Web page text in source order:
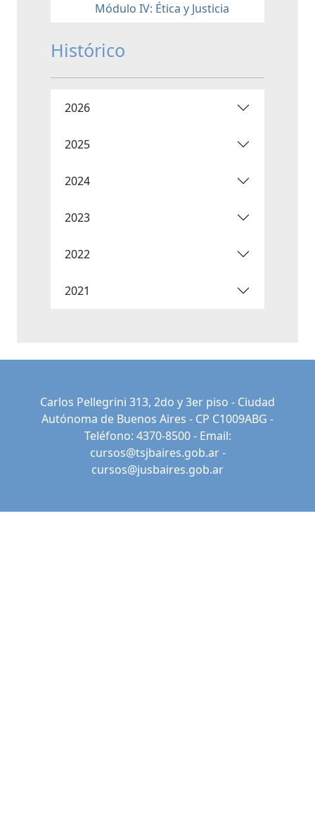
Módulo IV: Ética y Justicia
Histórico
2026
2025
2024
2023
2022
2021
Carlos Pellegrini 313, 2do y 3er piso - Ciudad
Autónoma de Buenos Aires - CP C1009ABG -
Teléfono: 4370-8500 - Email:
cursos@tsjbaires.gob.ar-
cursos@jusbaires.gob.ar